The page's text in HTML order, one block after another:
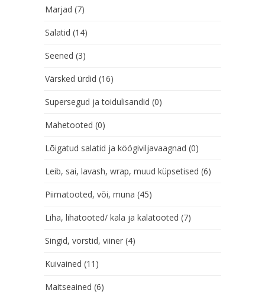
Marjad (7)
Salatid (14)
Seened (3)
Värsked ürdid (16)
Supersegud ja toidulisandid (0)
Mahetooted (0)
Lõigatud salatid ja köögiviljavaagnad (0)
Leib, sai, lavash, wrap, muud küpsetised (6)
Piimatooted, või, muna (45)
Liha, lihatooted/ kala ja kalatooted (7)
Singid, vorstid, viiner (4)
Kuivained (11)
Maitseained (6)